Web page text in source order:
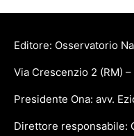
Editore: Osservatorio
Via Crescenzio 2 (RM)
Presidente Ona: avv.
Direttore responsabile: